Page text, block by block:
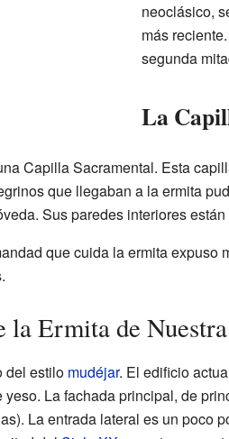
neoclásico,
más
segunda
La
Capilla Sacramental. Esta
que llegaban a la ermita
Sus paredes interiores
que cuida la ermita
Ermita de
del estilo mudéjar. El edificio
La fachada principal, de
La entrada lateral es un poco